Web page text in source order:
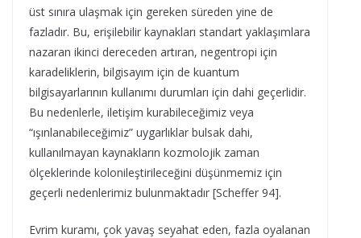
üst sınıra ulaşmak için gereken süreden yine de
fazladır. Bu, erişilebilir kaynakları standart yaklaşımlara
nazaran ikinci dereceden artıran, negentropi için
karadeliklerin, bilgisayım için de kuantum
bilgisayarlarının kullanımı durumları için dahi geçerlidir.
Bu nedenlerle, iletişim kurabileceğimiz veya
“ışınlanabileceğimiz” uygarlıklar bulsak dahi,
kullanılmayan kaynakların kozmolojik zaman
ölçeklerinde kolonileştirileceğini düşünmemiz için
geçerli nedenlerimiz bulunmaktadır [Scheffer 94].
Evrim kuramı, çok yavaş seyahat eden, fazla oyalanan